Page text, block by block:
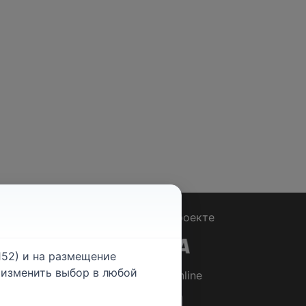
О проекте
© 2026Rabotniki.online
и на размещение
выбор в любой